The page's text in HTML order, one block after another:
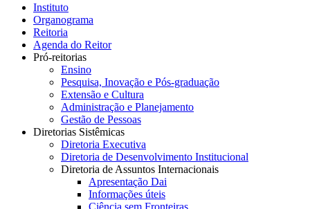
Instituto
Organograma
Reitoria
Agenda do Reitor
Pró-reitorias
Ensino
Pesquisa, Inovação e Pós-graduação
Extensão e Cultura
Administração e Planejamento
Gestão de Pessoas
Diretorias Sistêmicas
Diretoria Executiva
Diretoria de Desenvolvimento Institucional
Diretoria de Assuntos Internacionais
Apresentação Dai
Informações úteis
Ciência sem Fronteiras